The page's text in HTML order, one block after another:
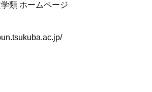
類 ホームページ